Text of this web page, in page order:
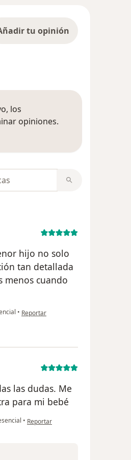
tu opinión
los
opiniones.
hijo no solo
tan detallada
menos cuando
• en opinión del usuario Linda Huerta
Reportar
las dudas. Me
para mi bebé
• en opinión del usuario Stefany Grados
Reportar